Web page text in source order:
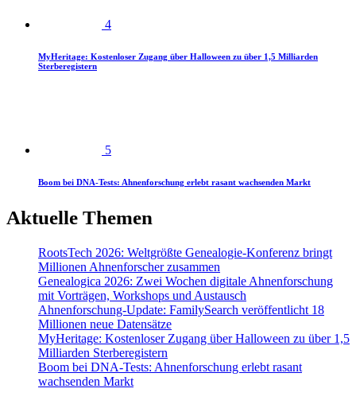
4
MyHeritage: Kostenloser Zugang über Halloween zu über 1,5 Milliarden
Sterberegistern
5
Boom bei DNA-Tests: Ahnenforschung erlebt rasant wachsenden Markt
Aktuelle Themen
RootsTech 2026: Weltgrößte Genealogie-Konferenz bringt
Millionen Ahnenforscher zusammen
Genealogica 2026: Zwei Wochen digitale Ahnenforschung
mit Vorträgen, Workshops und Austausch
Ahnenforschung-Update: FamilySearch veröffentlicht 18
Millionen neue Datensätze
MyHeritage: Kostenloser Zugang über Halloween zu über 1,5
Milliarden Sterberegistern
Boom bei DNA-Tests: Ahnenforschung erlebt rasant
wachsenden Markt